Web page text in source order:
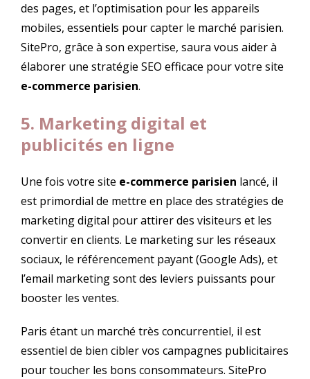
des pages, et l’optimisation pour les appareils
mobiles, essentiels pour capter le marché parisien.
SitePro, grâce à son expertise, saura vous aider à
élaborer une stratégie SEO efficace pour votre site
e-commerce parisien.
5. Marketing digital et
publicités en ligne
Une fois votre site e-commerce parisien lancé, il
est primordial de mettre en place des stratégies de
marketing digital pour attirer des visiteurs et les
convertir en clients. Le marketing sur les réseaux
sociaux, le référencement payant (Google Ads), et
l’email marketing sont des leviers puissants pour
booster les ventes.
Paris étant un marché très concurrentiel, il est
essentiel de bien cibler vos campagnes publicitaires
pour toucher les bons consommateurs. SitePro